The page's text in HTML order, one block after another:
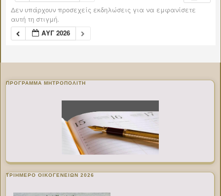
Δεν υπάρχουν προσεχείς εκδηλώσεις για να εμφανίσετε
αυτή τη στιγμή.
ΑΥΓ 2026
ΠΡΌΓΡΑΜΜΑ ΜΗΤΡΟΠΟΛΊΤΗ
ΤΡΙΗΜΕΡΟ ΟΙΚΟΓΕΝΕΙΩΝ 2026